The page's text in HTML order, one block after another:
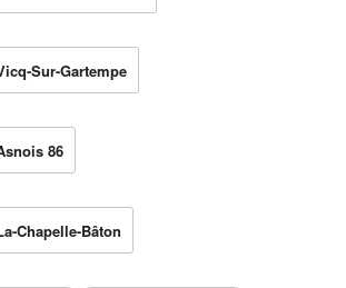
Sur-Gartempe
86
Chapelle-Bâton